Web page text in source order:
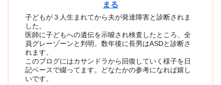
まる
子どもが３人生まれてから夫が発達障害と診断されま
した。
医師に子どもへの遺伝を示唆され検査したところ、全
員グレーゾーンと判明。数年後に長男はASDと診断さ
れます。
このブログにはカサンドラから回復していく様子を日
記ベースで綴ってます。どなたかの参考になれば嬉し
いです。